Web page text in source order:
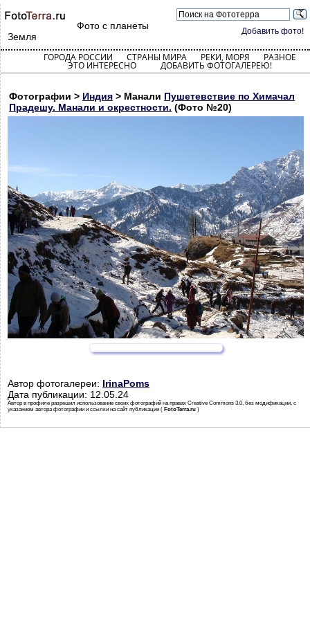
Добавить фото!
Фото с планеты
Земля
ГОРОДА РОССИИ СТРАНЫ МИРА РЕКИ, МОРЯ РАЗНОЕ
ЭТО ИНТЕРЕСНО ДОБАВИТЬ ФОТОГАЛЕРЕЮ!
Фотографии > Индия > Манали Пушетевствие по Химачал
Прадешу. Манали и окрестности. (Фото №20)
Автор фотогалереи: IrinaPoms
Дата публикации: 12.05.24
Автор в профиле разрешил использование своих фотографий на правах Creative Commons 3.0, без модификации, с
указанием автора фотографии и ссылки на сайт публикации ( FotoTerra.ru )